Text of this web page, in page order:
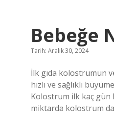
Bebeğe
Tarih: Aralık 30, 2024
İlk gıda kolostrumun
hızlı ve sağlıklı
Kolostrum ilk kaç gün
miktarda kolostrum